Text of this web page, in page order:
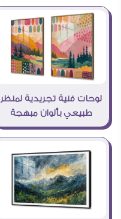
لوحات فنية تجريدية لمنظر
طبيعي بألوان مبهجة